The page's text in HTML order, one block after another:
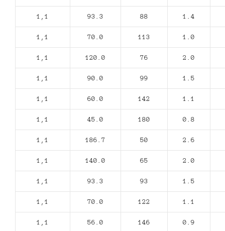
1,1 93.3 88 1.4
1,1 70.0 113 1.0
1,1 120.0 76 2.0
1,1 90.0 99 1.5
1,1 60.0 142 1.1
1,1 45.0 180 0.8
1,1 186.7 50 2.6
1,1 140.0 65 2.0
1,1 93.3 93 1.5
1,1 70.0 122 1.1
1,1 56.0 146 0.9